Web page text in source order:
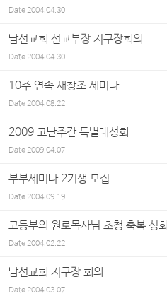
Date2004.04.30
남선교회 선교부장 지구장회의
Date2004.04.30
10주 연속 새창조 세미나
Date2004.08.22
2009 고난주간 특별대성회
Date2009.04.07
부부세미나 2기생 모집
Date2004.09.19
고등부의 원로목사님 초청 축복 성회
Date2004.02.22
남선교회 지구장 회의
Date2004.03.07